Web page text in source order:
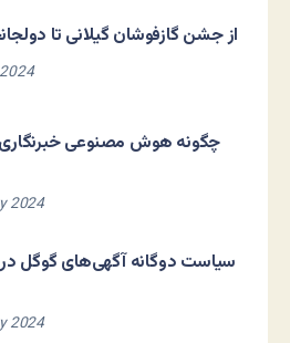
از جشن گازفوشان گیلانی تا
چگونه هوش مصنوعی خبرنگاری
2024
سیاست دوگانه آگهی‌های گوگل در
2024